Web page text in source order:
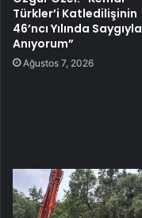
Türkler’i Katledilişinin
46’ncı Yılında Saygıyla
Anıyorum”
Ağustos 7, 2026